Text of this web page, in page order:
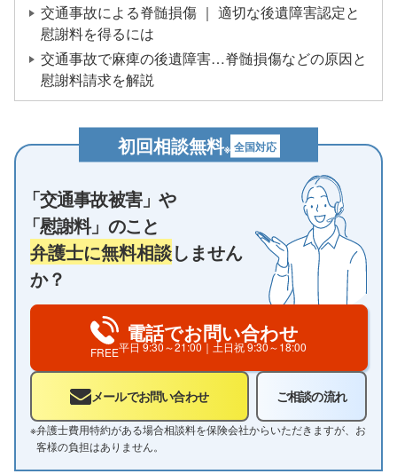
交通事故による脊髄損傷 ｜ 適切な後遺障害認定と
慰謝料を得るには
交通事故で麻痺の後遺障害…脊髄損傷などの原因と
慰謝料請求を解説
初回相談無料※ 全国対応
「交通事故被害」や
「慰謝料」のこと
弁護士に無料相談しません
か？
FREE
電話でお問い合わせ
平日9:30～21:00｜土日祝9:30～18:00
メールでお問い合わせ ご相談の流れ
※弁護士費用特約がある場合相談料を保険会社からいただきますが、お
客様の負担はありません。